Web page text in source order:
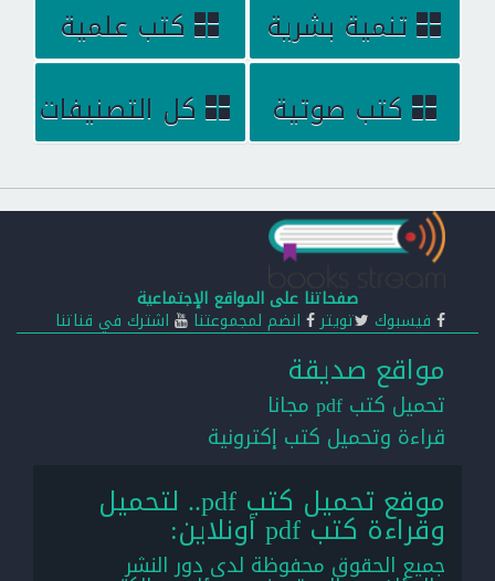
تنمية بشرية
كتب علمية
كتب صوتية
كل التصنيفات
صفحاتنا على المواقع الإجتماعية
فيسبوك تويتر انضم لمجموعتنا اشترك في قناتنا
مواقع صديقة
تحميل كتب pdf مجانا
قراءة وتحميل كتب إكترونية
موقع تحميل كتب pdf.. لتحميل
وقراءة كتب pdf أونلاين:
جميع الحقوق محفوظة لدى دور النشر